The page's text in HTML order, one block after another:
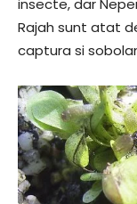
insecte, dar
Rajah sunt atat
captura si